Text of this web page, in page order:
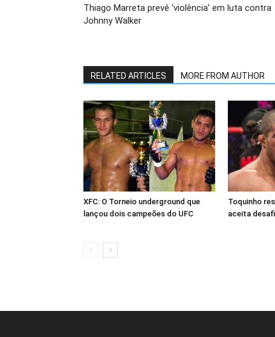
Thiago Marreta prevê ‘violência’ em luta contra
Johnny Walker
RELATED ARTICLES MORE FROM AUTHOR
XFC: O Torneio underground que
lançou dois campeões do UFC
Toquinho
aceita